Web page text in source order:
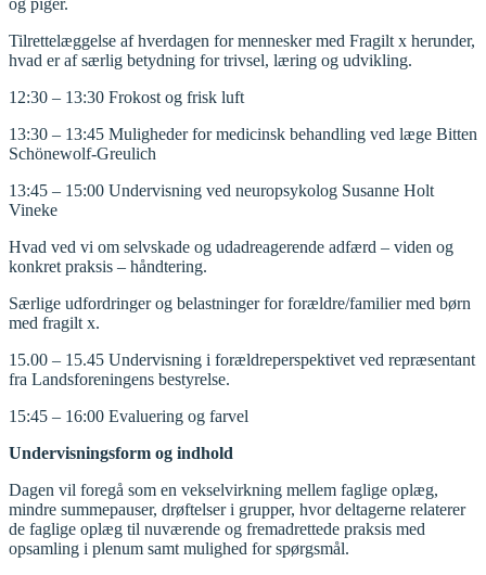
Tilrettelæggelse af hverdagen for mennesker med Fragilt x herunder,
hvad er af særlig betydning for trivsel, læring og udvikling.
12:30 – 13:30 Frokost og frisk luft
13:30 – 13:45 Muligheder for medicinsk behandling ved læge Bitten
Schönewolf-Greulich
13:45 – 15:00 Undervisning ved neuropsykolog Susanne Holt
Vineke
Hvad ved vi om selvskade og udadreagerende adfærd – viden og
konkret praksis – håndtering.
Særlige udfordringer og belastninger for forældre/familier med børn
med fragilt x.
15.00 – 15.45 Undervisning i forældreperspektivet ved repræsentant
fra Landsforeningens bestyrelse.
15:45 – 16:00 Evaluering og farvel
Undervisningsform og indhold
Dagen vil foregå som en vekselvirkning mellem faglige oplæg,
mindre summepauser, drøftelser i grupper, hvor deltagerne relaterer
de faglige oplæg til nuværende og fremadrettede praksis med
opsamling i plenum samt mulighed for spørgsmål.